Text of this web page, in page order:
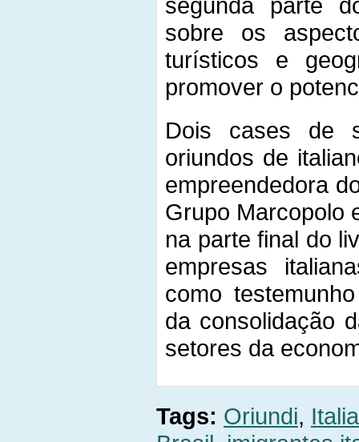
sobre os
turísticos e
promover o
Dois cases de
oriundos de
empreendedora
Grupo Marcopolo
na parte final do
empresas
como
da consolidação
setores da
Tags: Oriundi,